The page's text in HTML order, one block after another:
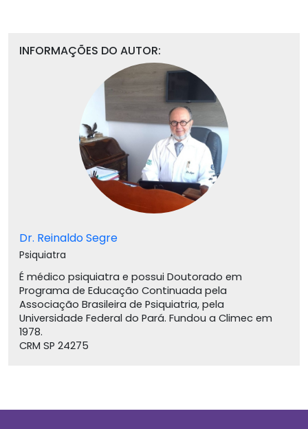
INFORMAÇÕES DO AUTOR:
Dr. Reinaldo Segre
Psiquiatra
É médico psiquiatra e possui Doutorado em
Programa de Educação Continuada pela
Associação Brasileira de Psiquiatria, pela
Universidade Federal do Pará. Fundou a Climec em
1978.
CRM SP 24275